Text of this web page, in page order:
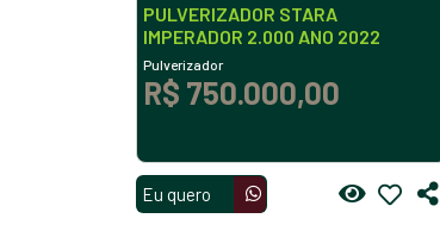
PULVERIZADOR STARA
IMPERADOR 2.000 ANO 2022
Pulverizador
R$ 750.000,00
Eu quero